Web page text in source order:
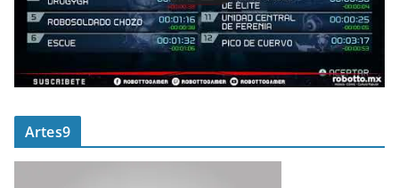
Artes9